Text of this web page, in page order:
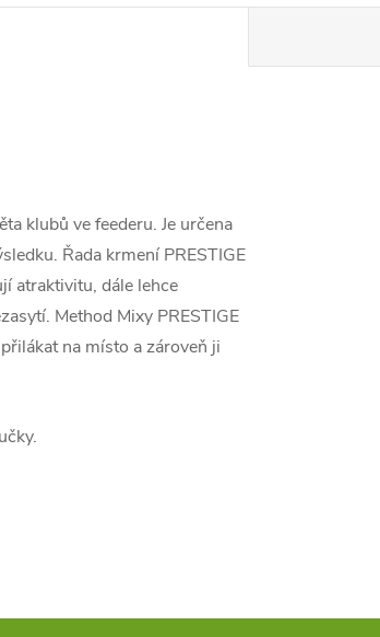
klubů ve feederu. Je určena
Řada krmení PRESTIGE
atraktivitu, dále lehce
Method Mixy PRESTIGE
na místo a zároveň ji